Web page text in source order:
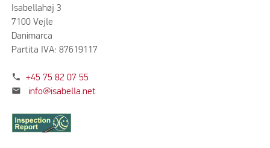
Isabellahøj 3
7100 Vejle
Danimarca
Partita IVA: 87619117
phone +45 75 82 07 55
mail info@isabella.net